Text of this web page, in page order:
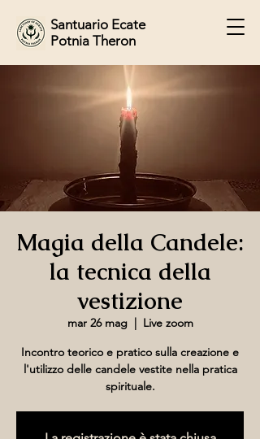
Santuario Ecate
Potnia Theron
Magia della Candele:
la tecnica della
vestizione
mar 26 mag
  |
Live zoom
Incontro teorico e pratico sulla creazione e
l'utilizzo delle candele vestite nella pratica
spirituale.